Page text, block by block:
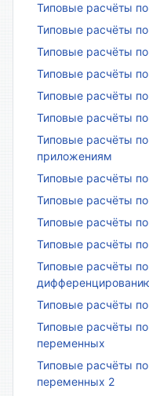
Типовые расчёты
Типовые расчёты по
Типовые расчёты
Типовые расчёты
Типовые расчёты
Типовые расчёты
Типовые расчёты
приложениям
Типовые расчёты
Типовые расчёты
Типовые расчёты
Типовые расчёты
Типовые расчёты
Типовые расчёты
Типовые расчёты
переменных
Типовые расчёты
переменных 2